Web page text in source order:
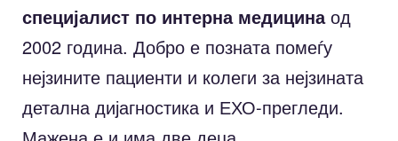
специјалист по интерна медицинаод
2002 година. Добро е позната помеѓу
нејзините пациенти и колеги за нејзината
детална дијагностика и ЕХО-прегледи.